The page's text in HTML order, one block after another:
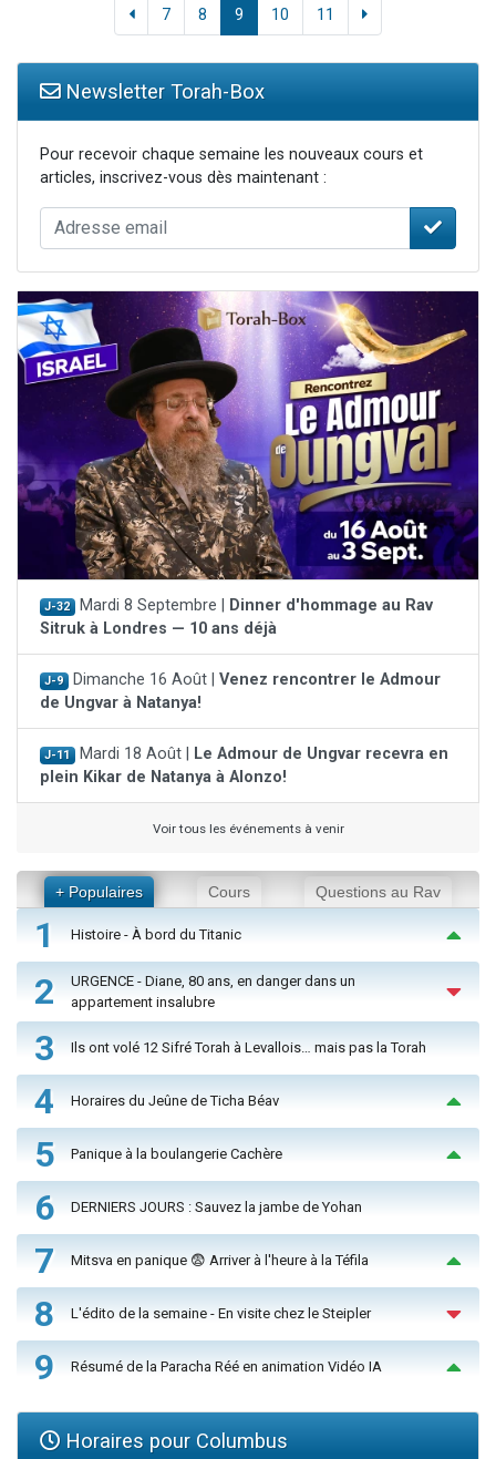
7 8 9 10 11
Newsletter Torah-Box
Pour recevoir chaque semaine les nouveaux cours et
articles, inscrivez-vous dès maintenant :
J-32 Mardi 8 Septembre |
Dinner d'hommage au Rav
Sitruk à Londres — 10 ans déjà
J-9 Dimanche 16 Août | Venez rencontrer le Admour
de Ungvar à Natanya!
J-11 Mardi 18 Août |
Le Admour de Ungvar recevra en
plein Kikar de Natanya à Alonzo!
Voir tous les événements à venir
+ Populaires Cours Questions au Rav
1 Histoire - À bord du Titanic
2
URGENCE - Diane, 80 ans, en danger dans un
appartement insalubre
3 Ils ont volé 12 Sifré Torah à Levallois… mais pas la Torah
4 Horaires du Jeûne de Ticha Béav
5 Panique à la boulangerie Cachère
6 DERNIERS JOURS : Sauvez la jambe de Yohan
7 Mitsva en panique 😨 Arriver à l'heure à la Téfila
8 L'édito de la semaine - En visite chez le Steipler
9 Résumé de la Paracha Réé en animation Vidéo IA
Horaires pour Columbus